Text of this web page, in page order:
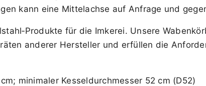
kann eine Mittelachse auf Anfrage und
für die Imkerei. Unsere
anderer Hersteller und erfüllen die
minimaler Kesseldurchmesser 52 cm (D52)